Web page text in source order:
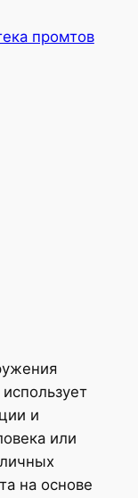
промтов
и
или
на основе